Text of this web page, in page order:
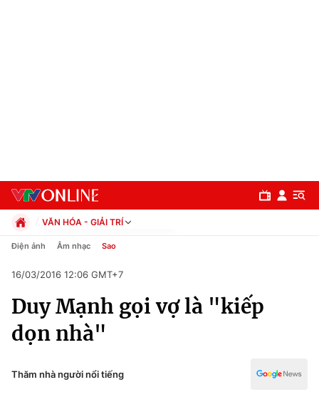
Chuyên mục
Chính trị
VĂN HÓA - GIẢI TRÍ
Chính trị
Pháp luật
Kinh tế
Thể thao
Truyền hình
Y tế
Điện ảnh Âm nhạc Sao
16/03/2016 12:06 GMT+7
Duy Mạnh gọi vợ là "kiếp
dọn nhà"
Thăm nhà người nổi tiếng